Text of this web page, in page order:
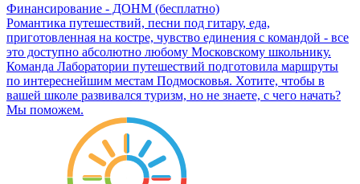
Финансирование - ДОНМ (бесплатно)
Романтика путешествий, песни под гитару, еда,
приготовленная на костре, чувство единения с командой - все
это доступно абсолютно любому Московскому школьнику.
Команда Лаборатории путешествий подготовила маршруты
по интереснейшим местам Подмосковья. Хотите, чтобы в
вашей школе развивался туризм, но не знаете, с чего начать?
Мы поможем.